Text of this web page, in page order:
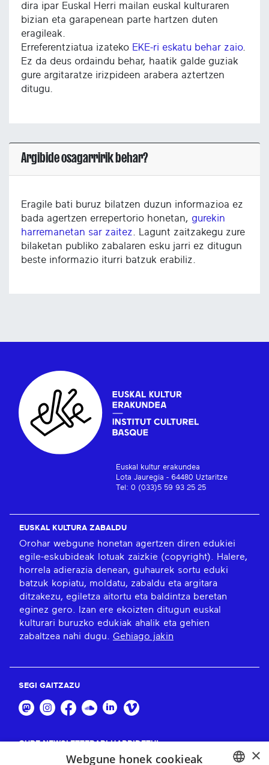
dira ipar Euskal Herri mailan euskal kulturaren
bizian eta garapenean parte hartzen duten
eragileak.
Erreferentziatua izateko EKE-ri eskatu behar zaio.
Ez da deus ordaindu behar, haatik galde guziak
gure argitaratze irizpideen arabera aztertzen
ditugu.
Argibide osagarririk behar?
Eragile bati buruz bilatzen duzun informazioa ez
bada agertzen errepertorio honetan, gurekin
harremanetan sar zaitez . Lagunt zaitzakegu zure
bilaketan publiko zabalaren esku jarri ez ditugun
beste informazio iturri batzuk erabiliz.
Euskal kultur erakundea
Lota Jauregia - 64480 Uztaritze
Tel: 0 (033)5 59 93 25 25
EUSKAL KULTURA ZABALDU
Orohar webgune honetan agertzen diren edukiei
egile-eskubideak lotuak zaizkie (copyright). Halere,
horrela adierazia denean, guhaurek sortu eduki
batzuk kopiatu, moldatu, zabaldu eta argitara
ditzakezu, egiletza aitortu eta baldintza beretan
eginez gero. Izan ere ekoizten ditugun euskal
kulturari buruzko edukiak ahalik eta gehien
zabaltzea nahi dugu. Gehiago jakin
SEGI GAITZAZU
GURE NEWSLETTERARI HARPIDETU!
×
Webgune honek cookieak